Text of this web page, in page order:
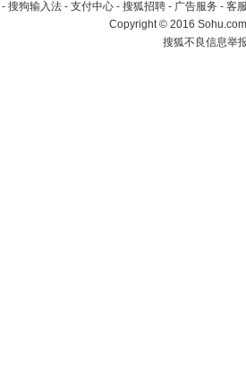
- 搜狗输入法 - 支付中心 - 搜狐招聘 - 广告服务 - 客
Copyright©2016
搜狐不良信息举